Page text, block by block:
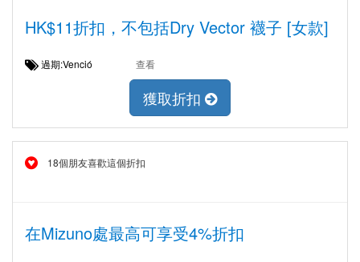
HK$11折扣，不包括Dry Vector 襪子 [女款]
過期:Venció 查看
獲取折扣
18個朋友喜歡這個折扣
在Mizuno處最高可享受4%折扣